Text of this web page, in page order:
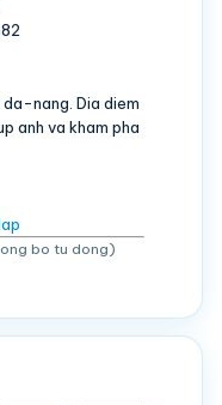
nang. Dia diem
anh va kham pha
bo tu dong)